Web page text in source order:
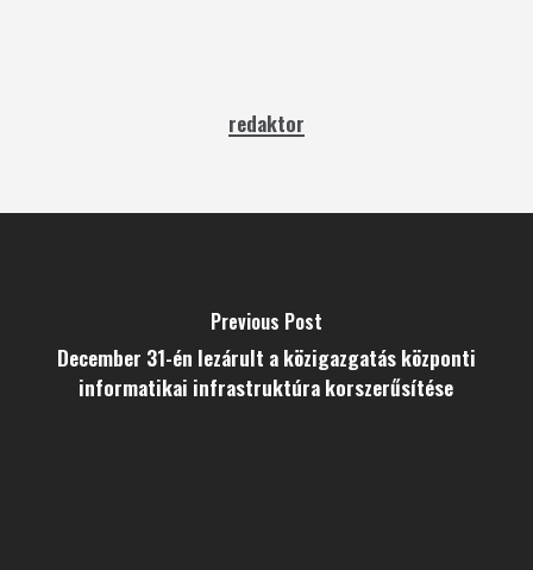
redaktor
Previous Post
December 31-én lezárult a közigazgatás központi
informatikai infrastruktúra korszerűsítése